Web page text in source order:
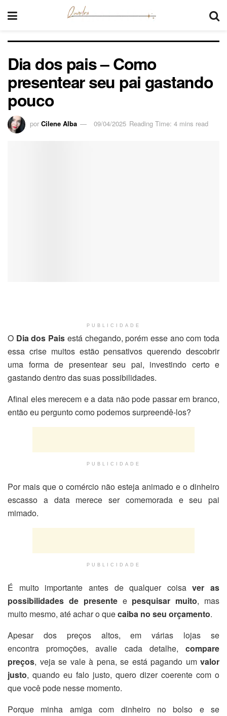
Dia dos pais – Como
presentear seu pai gastando
pouco
por Cilene Alba 09/04/2025 Reading Time: 4 mins read
PUBLICIDADE
O Dia dos Pais está chegando, porém esse ano com toda
essa crise muitos estão pensativos querendo descobrir
uma forma de presentear seu pai, investindo certo e
gastando dentro das suas possibilidades.
Afinal eles merecem e a data não pode passar em branco,
então eu pergunto como podemos surpreendê-los?
PUBLICIDADE
Por mais que o comércio não esteja animado e o dinheiro
escasso a data merece ser comemorada e seu pai
mimado.
PUBLICIDADE
É muito importante antes de qualquer coisaver as
possibilidades de presentee pesquisar muito, mas
muito mesmo, até achar o quecaiba no seu orçamento.
Apesar dos preços altos, em várias lojas se
encontra promoções, avalie cada detalhe, compare
preços, veja se vale à pena, se está pagando um valor
justo, quando eu falo justo, quero dizer coerente com o
que você pode nesse momento.
Porque minha amiga com dinheiro no bolso e se